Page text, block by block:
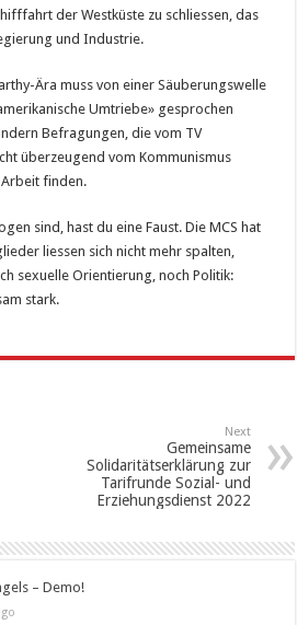
der Westküste zu schliessen, das
und Industrie.
Ära muss von einer Säuberungswelle
Umtriebe» gesprochen
Befragungen, die vom TV
überzeugend vom Kommunismus
finden.
sind, hast du eine Faust. Die MCS hat
liessen sich nicht mehr spalten,
sexuelle Orientierung, noch Politik:
stark.
Next
Gemeinsame
Solidaritätserklärung zur
Tarifrunde Sozial- und
Erziehungsdienst 2022
– Demo!